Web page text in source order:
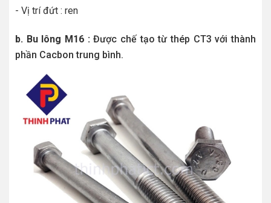
- Vị trí đứt : ren
b. Bu lông M16 :Được chế tạo từ thép CT3 với thành
phần Cacbon trung bình.